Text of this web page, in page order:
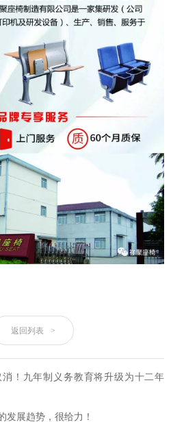
返回列表 >
！九年制义务教育将升级为十二年
发展趋势，很给力！